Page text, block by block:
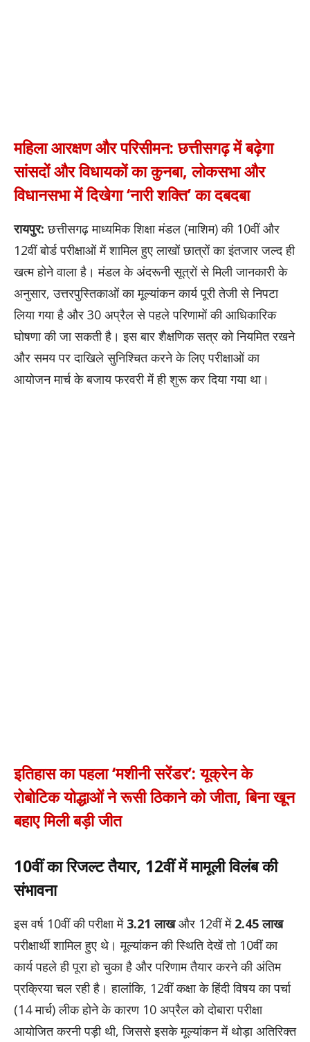
महिला आरक्षण और परिसीमन: छत्तीसगढ़ में बढ़ेगा
सांसदों और विधायकों का कुनबा, लोकसभा और
विधानसभा में दिखेगा ‘नारी शक्ति’ का दबदबा
रायपुर: छत्तीसगढ़ माध्यमिक शिक्षा मंडल (माशिम) की 10वीं और
12वीं बोर्ड परीक्षाओं में शामिल हुए लाखों छात्रों का इंतजार जल्द ही
खत्म होने वाला है। मंडल के अंदरूनी सूत्रों से मिली जानकारी के
अनुसार, उत्तरपुस्तिकाओं का मूल्यांकन कार्य पूरी तेजी से निपटा
लिया गया है और 30 अप्रैल से पहले परिणामों की आधिकारिक
घोषणा की जा सकती है। इस बार शैक्षणिक सत्र को नियमित रखने
और समय पर दाखिले सुनिश्चित करने के लिए परीक्षाओं का
आयोजन मार्च के बजाय फरवरी में ही शुरू कर दिया गया था।
इतिहास का पहला ‘मशीनी सरेंडर’: यूक्रेन के
रोबोटिक योद्धाओं ने रूसी ठिकाने को जीता, बिना खून
बहाए मिली बड़ी जीत
10वीं का रिजल्ट तैयार, 12वीं में मामूली विलंब की
संभावना
इस वर्ष 10वीं की परीक्षा में 3.21 लाखऔर 12वीं में 2.45 लाख
परीक्षार्थी शामिल हुए थे। मूल्यांकन की स्थिति देखें तो 10वीं का
कार्य पहले ही पूरा हो चुका है और परिणाम तैयार करने की अंतिम
प्रक्रिया चल रही है। हालांकि, 12वीं कक्षा के हिंदी विषय का पर्चा
(14 मार्च) लीक होने के कारण 10 अप्रैल को दोबारा परीक्षा
आयोजित करनी पड़ी थी, जिससे इसके मूल्यांकन में थोड़ा अतिरिक्त